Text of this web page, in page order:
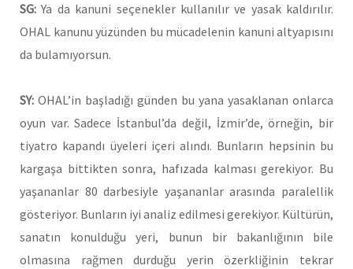
SG: Ya da kanuni seçenekler kullanılır ve yasak kaldırılır.
OHAL kanunu yüzünden bu mücadelenin kanuni altyapısını
da bulamıyorsun.
SY: OHAL’in başladığı günden bu yana yasaklanan onlarca
oyun var. Sadece İstanbul’da değil, İzmir’de, örneğin, bir
tiyatro kapandı üyeleri içeri alındı. Bunların hepsinin bu
kargaşa bittikten sonra, hafızada kalması gerekiyor. Bu
yaşananlar 80 darbesiyle yaşananlar arasında paralellik
gösteriyor. Bunların iyi analiz edilmesi gerekiyor. Kültürün,
sanatın konulduğu yeri, bunun bir bakanlığının bile
olmasına rağmen durduğu yerin özerkliğinin tekrar